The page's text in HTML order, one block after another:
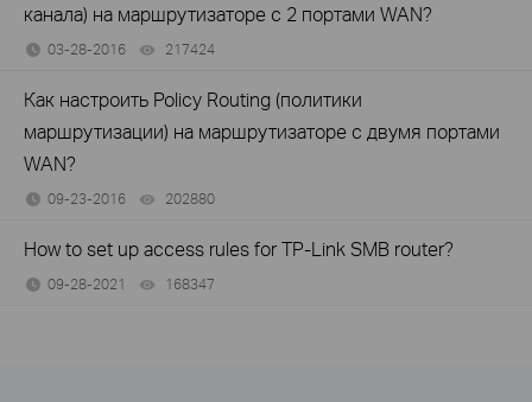
канала) на маршрутизаторе с 2 портами WAN?
03-28-2016 217424
Как настроить Policy Routing (политики
маршрутизации) на маршрутизаторе с двумя портами
WAN?
09-23-2016 202880
How to set up access rules for TP-Link SMB router?
09-28-2021 168347